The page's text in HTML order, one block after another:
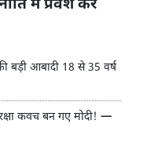
में प्रवेश करें
बड़ी आबादी 18 से 35 वर्ष
कवच बन गए मोदी! —